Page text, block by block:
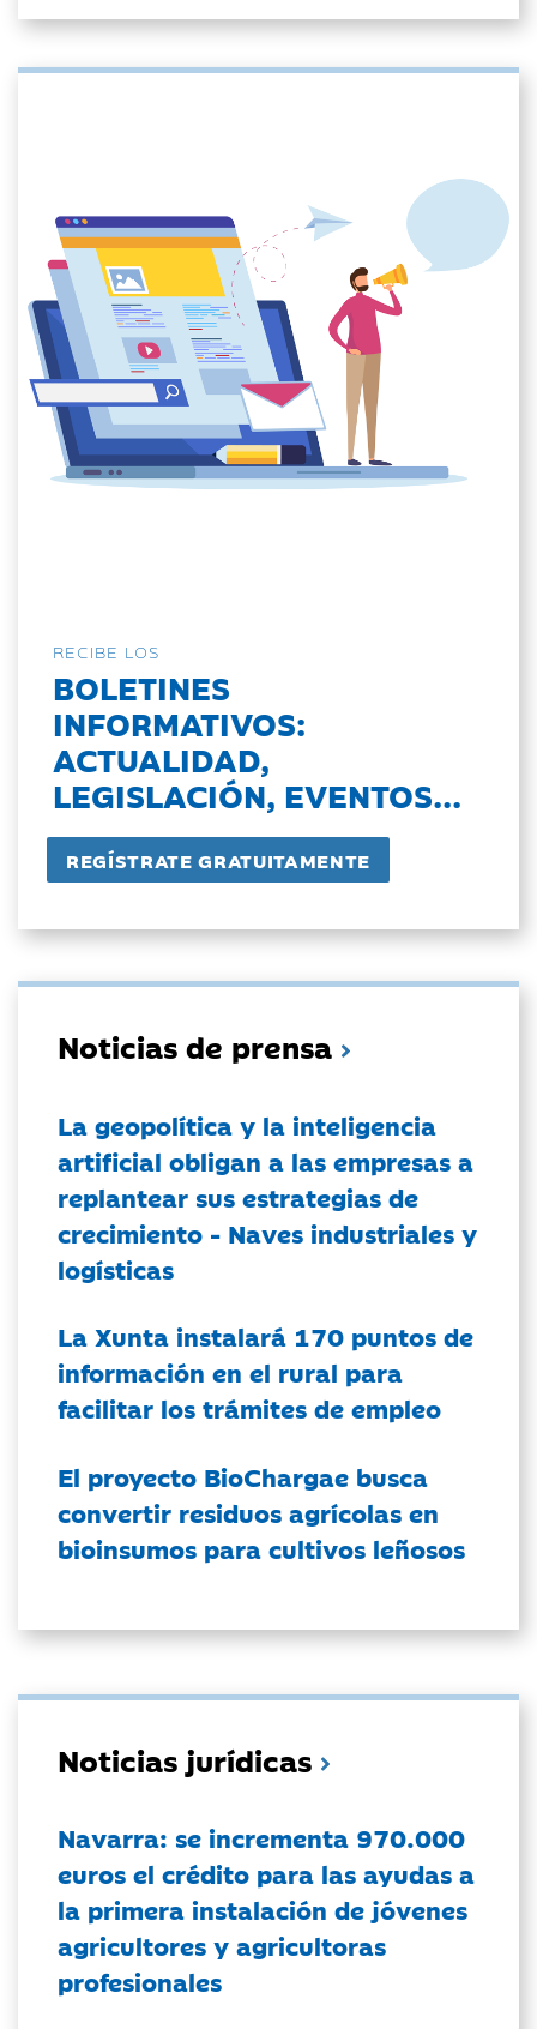
RECIBE LOS
BOLETINES
INFORMATIVOS:
ACTUALIDAD,
LEGISLACIÓN, EVENTOS...
Noticias de prensa
La geopolítica y la inteligencia
artificial obligan a las empresas a
replantear sus estrategias de
crecimiento - Naves industriales y
logísticas
La Xunta instalará 170 puntos de
información en el rural para
facilitar los trámites de empleo
El proyecto BioChargae busca
convertir residuos agrícolas en
bioinsumos para cultivos leñosos
Noticias jurídicas
Navarra: se incrementa 970.000
euros el crédito para las ayudas a
la primera instalación de jóvenes
agricultores y agricultoras
profesionales